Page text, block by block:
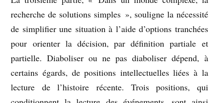
recherche de solutions simples », souligne la nécessité
de simplifier une situation à l’aide d’options tranchées
pour orienter la décision, par définition partiale et
partielle. Diaboliser ou ne pas diaboliser dépend, à
certains égards, de positions intellectuelles liées à la
lecture de l’histoire récente. Trois positions, qui